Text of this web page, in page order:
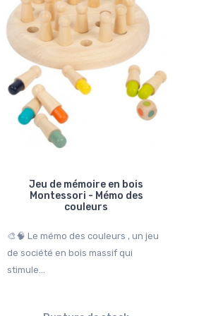
2 avis
129,99 €
Jeu de mémoire en bois
Montessori - Mémo des
couleurs
🎨🧠 Le mémo des couleurs , un jeu
de société en bois massif qui
stimule...